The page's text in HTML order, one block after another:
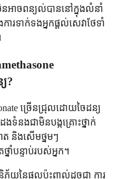
នអាចពន្យល់បាននៅក្នុងលំនាំ
ារទាក់ទងអ្នកផ្តល់សេវាថែទាំ
?
ច្រើនជ្រុលដោយចៃដន្យ
នងជាមិនបង្កគ្រោះថ្នាក់
ត និងសើមថ្នមៗ
បន្ទាប់របស់អ្នក។
ានិភ័យនៃផលប៉ះពាល់ដូចជា ការ